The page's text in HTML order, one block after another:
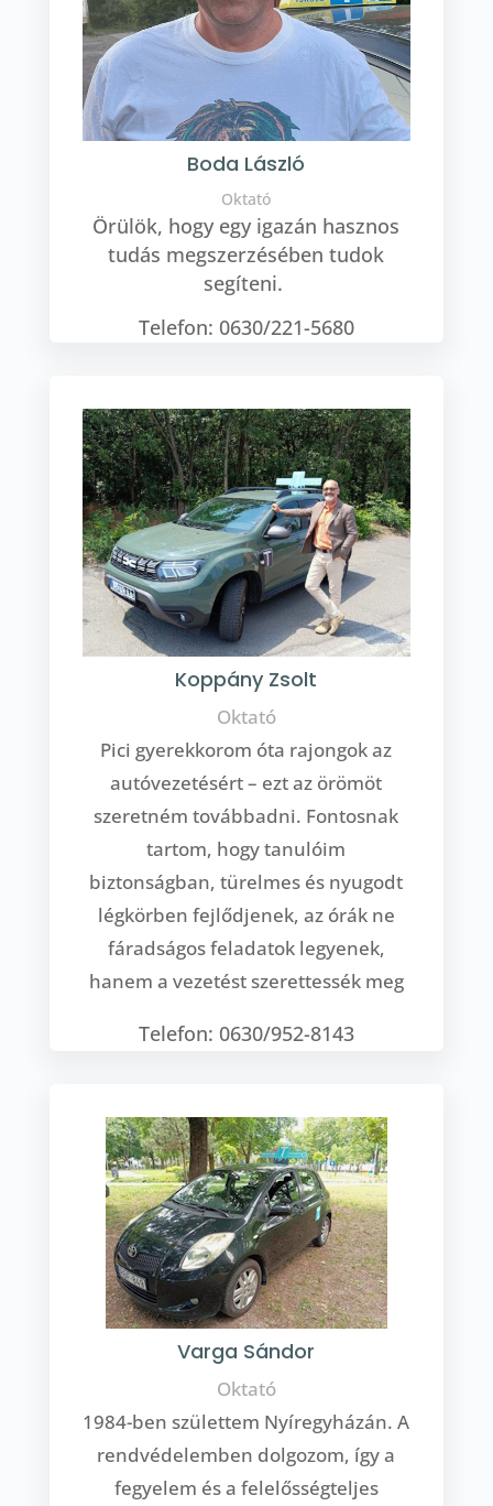
Boda László
Oktató
Örülök, hogy egy igazán hasznos
tudás megszerzésében tudok
segíteni.
Telefon: 0630/221-5680
Koppány Zsolt
Oktató
Pici gyerekkorom óta rajongok az
autóvezetésért – ezt az örömöt
szeretném továbbadni. Fontosnak
tartom, hogy tanulóim
biztonságban, türelmes és nyugodt
légkörben fejlődjenek, az órák ne
fáradságos feladatok legyenek,
hanem a vezetést szerettessék meg
Telefon: 0630/952-8143
Varga Sándor
Oktató
1984-ben születtem Nyíregyházán. A
rendvédelemben dolgozom, így a
fegyelem és a felelősségteljes